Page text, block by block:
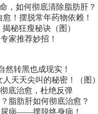
，如何彻底清除脂肪肝？
！摆脱常年药物依赖！
秘狂瘦秘诀（图）
家推荐妙招！
然转黑也成现实！
天天尖叫的秘密！（图）
底治愈，杜绝反弹
脂肪肝如何彻底治愈？
病——摆脱终身病！